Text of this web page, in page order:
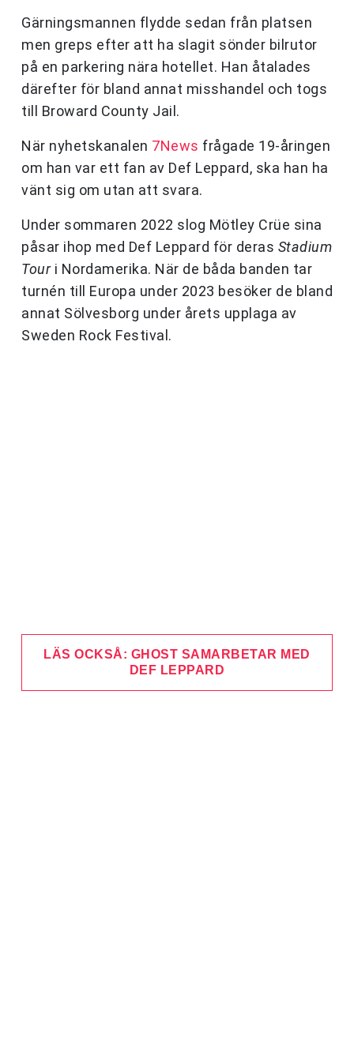
Gärningsmannen flydde sedan från platsen
men greps efter att ha slagit sönder bilrutor
på en parkering nära hotellet. Han åtalades
därefter för bland annat misshandel och togs
till Broward County Jail.
När nyhetskanalen 7News frågade 19-åringen
om han var ett fan av Def Leppard, ska han ha
vänt sig om utan att svara.
Under sommaren 2022 slog Mötley Crüe sina
påsar ihop med Def Leppard för deras Stadium
Touri Nordamerika. När de båda banden tar
turnén till Europa under 2023 besöker de bland
annat Sölvesborg under årets upplaga av
Sweden Rock Festival.
LÄS OCKSÅ: GHOST SAMARBETAR MED
DEF LEPPARD